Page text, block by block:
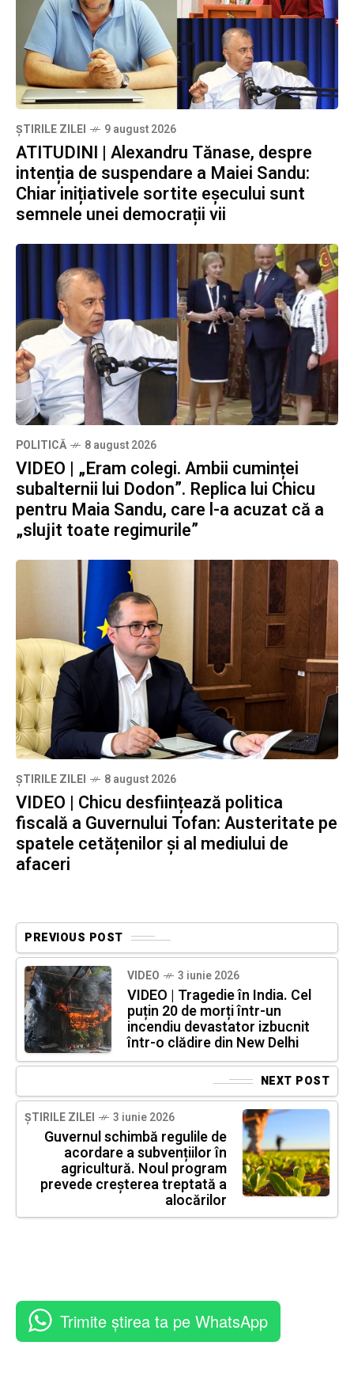
ȘTIRILE ZILEI 9 august 2026
ATITUDINI | Alexandru Tănase, despre
intenția de suspendare a Maiei Sandu:
Chiar inițiativele sortite eșecului sunt
semnele unei democrații vii
POLITICĂ 8 august 2026
VIDEO | „Eram colegi. Ambii cuminței
subalternii lui Dodon”. Replica lui Chicu
pentru Maia Sandu, care l-a acuzat că a
„slujit toate regimurile”
ȘTIRILE ZILEI 8 august 2026
VIDEO | Chicu desființează politica
fiscală a Guvernului Tofan: Austeritate pe
spatele cetățenilor și al mediului de
afaceri
PREVIOUS POST
VIDEO 3 iunie 2026
VIDEO | Tragedie în India. Cel
puțin 20 de morți într-un
incendiu devastator izbucnit
într-o clădire din New Delhi
NEXT POST
ȘTIRILE ZILEI 3 iunie 2026
Guvernul schimbă regulile de
acordare a subvențiilor în
agricultură. Noul program
prevede creșterea treptată a
alocărilor
Trimite știrea ta pe WhatsApp